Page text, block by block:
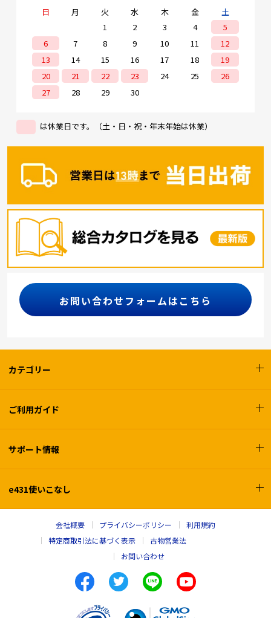
日 月 火 水 木 金
土
1
2 3 4
5
6
7 8 9 10 11
12
13
14 15 16 17 18
19
20
21 22 23 24 25
26
27
28 29 30
は休業日です。（土・日・祝・年末年始は休業）
お問い合わせフォームはこちら
カテゴリー
ご利用ガイド
サポート情報
e431使いこなし
会社概要 プライバシーポリシー
利用規約
特定商取引法に基づく表示
古物営業法
お問い合わせ